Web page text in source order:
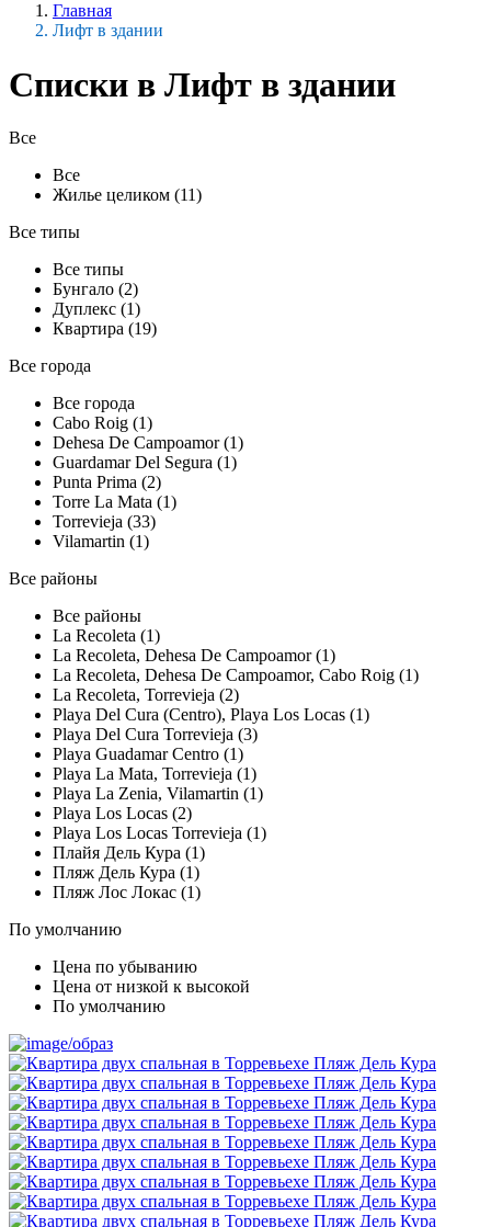
Главная
Лифт в здании
Списки в Лифт в здании
Все
Все
Жилье целиком (11)
Все типы
Все типы
Бунгало (2)
Дуплекс (1)
Квартира (19)
Все города
Все города
Cabo Roig (1)
Dehesa De Campoamor (1)
Guardamar Del Segura (1)
Punta Prima (2)
Torre La Mata (1)
Torrevieja (33)
Vilamartin (1)
Все районы
Все районы
La Recoleta (1)
La Recoleta, Dehesa De Campoamor (1)
La Recoleta, Dehesa De Campoamor, Cabo Roig (1)
La Recoleta, Torrevieja (2)
Playa Del Cura (Centro), Playa Los Locas (1)
Playa Del Cura Torrevieja (3)
Playa Guadamar Centro (1)
Playa La Mata, Torrevieja (1)
Playa La Zenia, Vilamartin (1)
Playa Los Locas (2)
Playa Los Locas Torrevieja (1)
Плайя Дель Кура (1)
Пляж Дель Кура (1)
Пляж Лос Локас (1)
По умолчанию
Цена по убыванию
Цена от низкой к высокой
По умолчанию